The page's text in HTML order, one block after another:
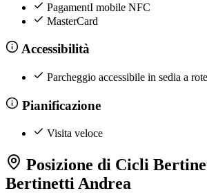
PagamentI mobile NFC
MasterCard
Accessibilità
Parcheggio accessibile in sedia a
Pianificazione
Visita veloce
Posizione di Cicli
Bertinetti Andrea